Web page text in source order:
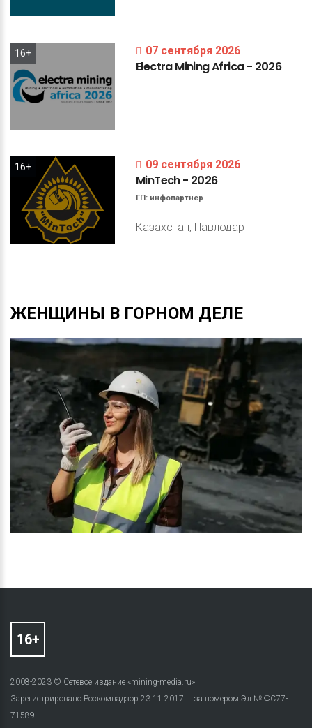
16+ 07 сентября 2026
ElectraMiningAfrica- 2026
16+ 09 сентября 2026
MinTech- 2026
ГП: инфопартнер
Казахстан, Павлодар
ЖЕНЩИНЫ В ГОРНОМ ДЕЛЕ
2008-2023 © Сетевое издание «mining-media.ru»
Зарегистрировано Роскомнадзор 23.11.2017 г. за номером Эл № ФС77-
71589